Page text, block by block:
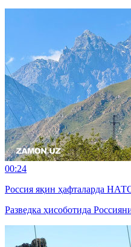
00:24
Россия яқин ҳафталарда
Разведка ҳисоботида